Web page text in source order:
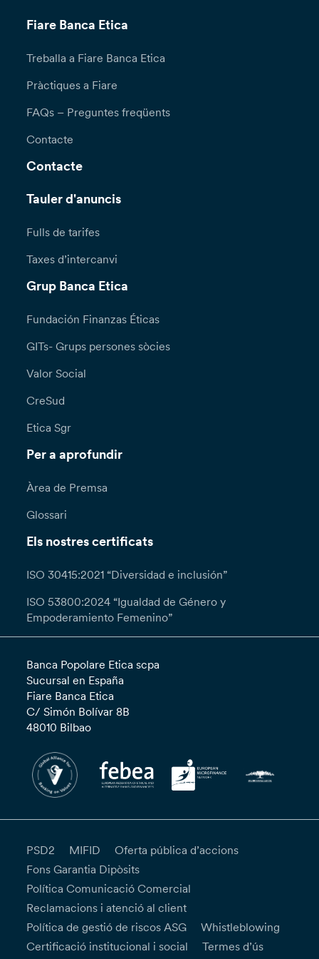
Fiare Banca Etica
Treballa a Fiare Banca Etica
Pràctiques a Fiare
FAQs – Preguntes freqüents
Contacte
Contacte
Tauler d'anuncis
Fulls de tarifes
Taxes d’intercanvi
Grup Banca Etica
Fundación Finanzas Éticas
GITs- Grups persones sòcies
Valor Social
CreSud
Etica Sgr
Per a aprofundir
Àrea de Premsa
Glossari
Els nostres certificats
ISO 30415:2021 “Diversidad e inclusión”
ISO 53800:2024 “Igualdad de Género y
Empoderamiento Femenino”
Banca Popolare Etica scpa
Sucursal en España
Fiare Banca Etica
C/ Simón Bolívar 8B
48010 Bilbao
PSD2 MIFID
Oferta pública d’accions
Fons Garantia Dipòsits
Política Comunicació Comercial
Reclamacions i atenció al client
Política de gestió de riscos ASG
Whistleblowing
Certificació institucional i social
Termes d’ús